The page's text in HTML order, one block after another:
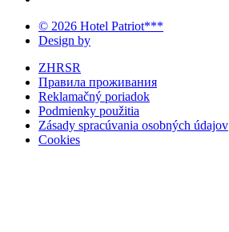
© 2026 Hotel Patriot***
Design by
ZHRSR
Правила проживания
Reklamačný poriadok
Podmienky použitia
Zásady spracúvania osobných údajov
Cookies